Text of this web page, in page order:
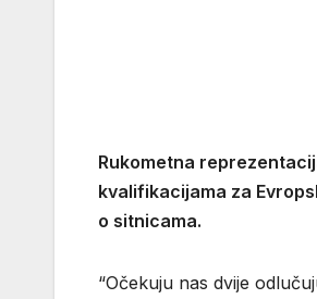
Rukometna
kvalifikacijama za
o sitnicama.
“Očekuju nas dvije